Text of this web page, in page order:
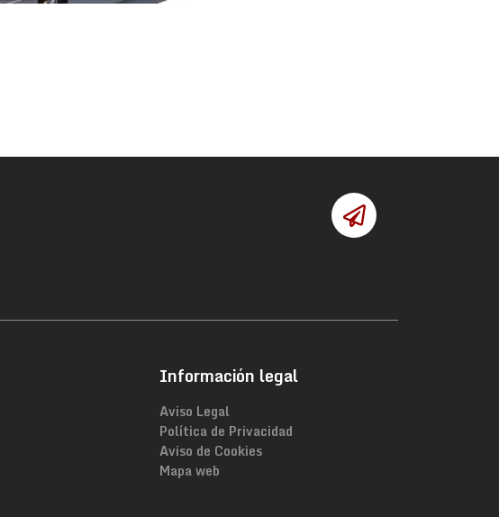
Información legal
Aviso Legal
Política de Privacidad
Aviso de Cookies
Mapa web